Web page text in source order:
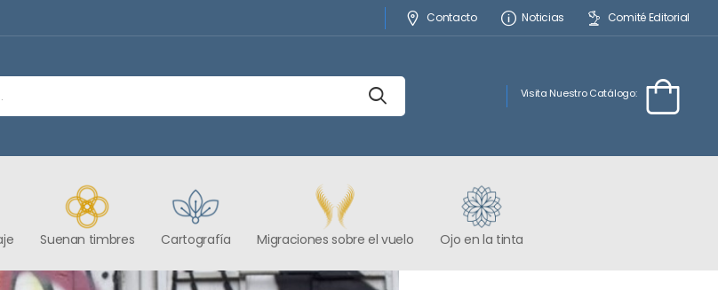
Contacto Noticias Comité Editorial
Visita Nuestro Catálogo:
Suenan timbres Cartografía Migraciones sobre el vuelo Ojo en la tinta